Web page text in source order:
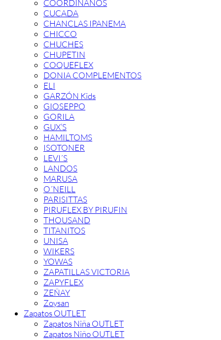
COORDINANOS
CUCADA
CHANCLAS IPANEMA
CHICCO
CHUCHES
CHUPETIN
COQUEFLEX
DONIA COMPLEMENTOS
ELI
GARZÓN Kids
GIOSEPPO
GORILA
GUX’S
HAMILTOMS
ISOTONER
LEVI´S
LANDOS
MARUSA
O´NEILL
PARISITTAS
PIRUFLEX BY PIRUFIN
THOUSAND
TITANITOS
UNISA
WIKERS
YOWAS
ZAPATILLAS VICTORIA
ZAPYFLEX
ZEÑAY
Zoysan
Zapatos OUTLET
Zapatos Niña OUTLET
Zapatos Niño OUTLET